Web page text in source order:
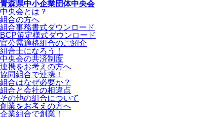
青森県中小企業団体中央会
中央会とは？
組合の方へ
組合事務書式ダウンロード
BCP策定様式ダウンロード
官公需適格組合のご紹介
組合士になろう！
中央会の共済制度
連携をお考えの方へ
協同組合で連携！
組合はなぜ必要か？
組合と会社の相違点
その他の組合について
創業をお考えの方へ
企業組合で創業！